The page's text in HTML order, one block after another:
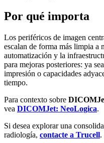
Por qué importa
Los periféricos de imagen
escalan de forma más limpia a
automatización y la
para mejoras posteriores: ya
impresión o capacidades
tiempo.
Para contexto sobre
vea DICOMJet: NeoLogica.
Si desea explorar una
radiología, contacte a Trucell.